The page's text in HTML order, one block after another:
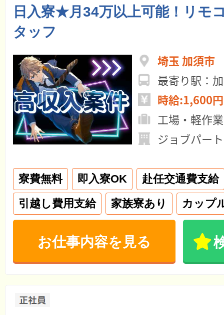
日入寮★月34万以上可能！リモ
タッフ
埼玉 加須市
最寄り駅：
時給:1,600
工場・軽作業
ジョブパー
寮費無料 即入寮OK
赴任交通費支給
引越し費用支給
家族寮あり カップ
お仕事内容を見る